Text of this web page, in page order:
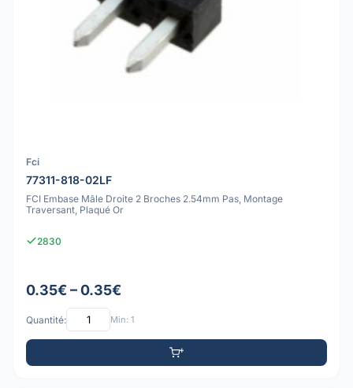
Fci
77311-818-02LF
FCI Embase Mâle Droite 2 Broches 2.54mm Pas, Montage
Traversant, Plaqué Or
2830
0.35€ – 0.35€
Quantité: Min: 1